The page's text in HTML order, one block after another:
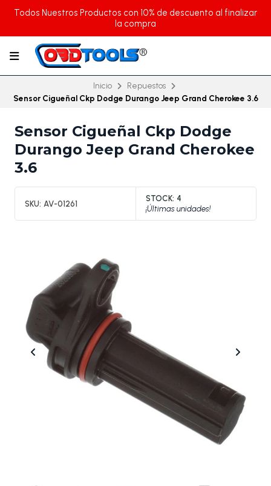
Todos Nuestros Productos con 10% de descuento al finalizar
la compra
Inicio
Repuestos
Sensor Cigueñal Ckp Dodge Durango Jeep Grand Cherokee 3.6
Sensor Cigueñal Ckp Dodge
Durango Jeep Grand Cherokee
3.6
SKU: AV-01261
STOCK: 4
¡Últimas unidades!